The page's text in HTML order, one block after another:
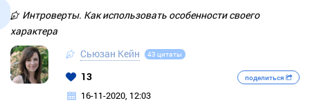
Интроверты. Как использовать особенности своего
характера
Сьюзан Кейн
43 цитаты
13 поделиться
16-11-2020, 12:03